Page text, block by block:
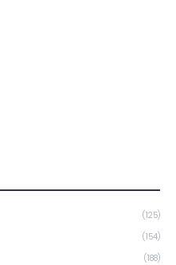
(125)
(154)
(188)